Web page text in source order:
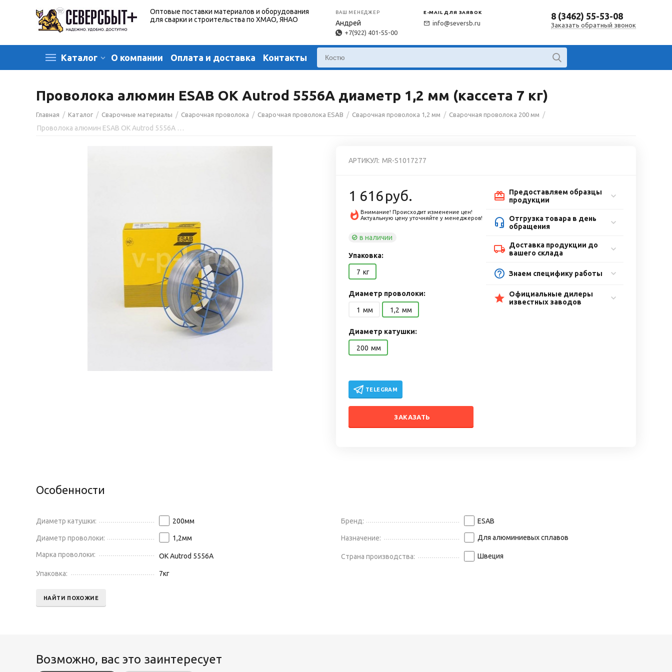
Оптовые поставки материалов и оборудования
для сварки и строительства по ХМАО, ЯНАО
ВАШ МЕНЕДЖЕР
Андрей
+7(922) 401-55-00
E-MAIL ДЛЯ ЗАЯВОК
info@seversb.ru
8 (3462) 55-53-08
Заказать обратный звонок
Каталог О компании Оплата и доставка Контакты
Проволока алюмин ESAB OK Autrod 5556A диаметр 1,2 мм (кассета 7 кг)
Главная / Каталог / Сварочные материалы / Сварочная проволока / Сварочная проволока ESAB / Сварочная проволока 1,2 мм / Сварочная проволока 200 мм /
Проволока алюмин ESAB OK Autrod 5556A диаметр 1,2 мм (кассета 7 кг)
АРТИКУЛ: MR-S1017277
1 616руб.
Внимание! Происходит изменение цен!
Актуальную цену уточняйте у менеджеров!
в наличии
Упаковка:
7 кг
Диаметр проволоки:
1 мм 1,2 мм
Диаметр катушки:
200 мм
TELEGRAM
ЗАКАЗАТЬ
Предоставляем образцы
продукции
Отгрузка товара в день
обращения
Доставка продукции до
вашего склада
Знаем специфику работы
Официальные дилеры
известных заводов
Особенности
Диаметр катушки: 200мм
Диаметр проволоки: 1,2мм
Марка проволоки: OK Autrod 5556A
Упаковка: 7кг
Бренд: ESAB
Назначение: Для алюминиевых сплавов
Страна производства: Швеция
НАЙТИ ПОХОЖИЕ
Возможно, вас это заинтересует